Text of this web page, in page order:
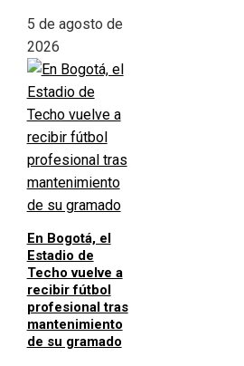
5 de agosto de
2026
En Bogotá, el
Estadio de
Techo vuelve a
recibir fútbol
profesional tras
mantenimiento
de su gramado